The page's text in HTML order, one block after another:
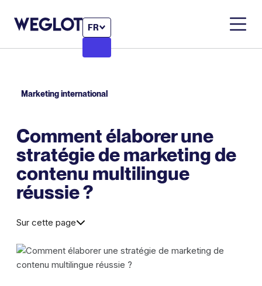
FR
Marketing international
Comment élaborer une
stratégie de marketing de
contenu multilingue
réussie ?
Sur cette page